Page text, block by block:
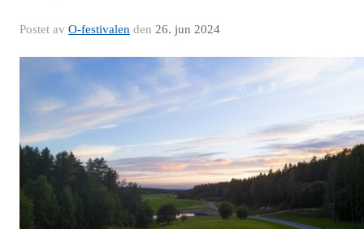
Postet av O-festivalen den 26. jun 2024